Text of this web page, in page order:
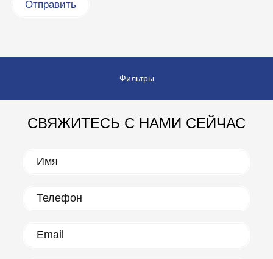
Фильтры
СВЯЖИТЕСЬ С НАМИ СЕЙЧАС